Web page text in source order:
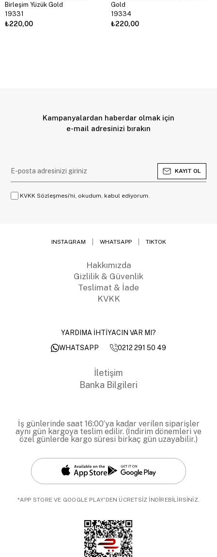
Birleşim Yüzük Gold
19331
₺220,00
Gold
19334
₺220,00
Kampanyalardan haberdar olmak için
e-mail adresinizi bırakın
KAYIT OL
KVKK Sözleşmesi'ni, okudum, kabul ediyorum.
INSTAGRAM WHATSAPP TIKTOK
Hakkımızda
Gizlilik & Güvenlik
Teslimat & İade
KVKK
YARDIMA İHTİYACIN VAR MI?
WHATSAPP
0212 291 50 49
İletişim
Banka Bilgileri
İş günlerinde saat 16:00’ya kadar verilen siparişler
aynı gün kargoya teslim edilir. (İndirim dönemleri ve
özel günlerde kargo süresi birkaç gün uzayabilir.)
*APP STORE VE GOOGLE PLAY'DEN ÜCRETSİZ İNDİREBİLİRSİNİZ.